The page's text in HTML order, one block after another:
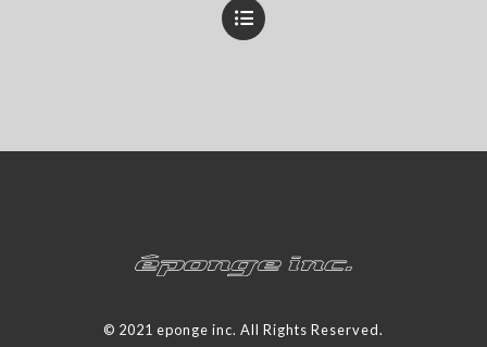
© 2021 eponge inc. All Rights Reserved.